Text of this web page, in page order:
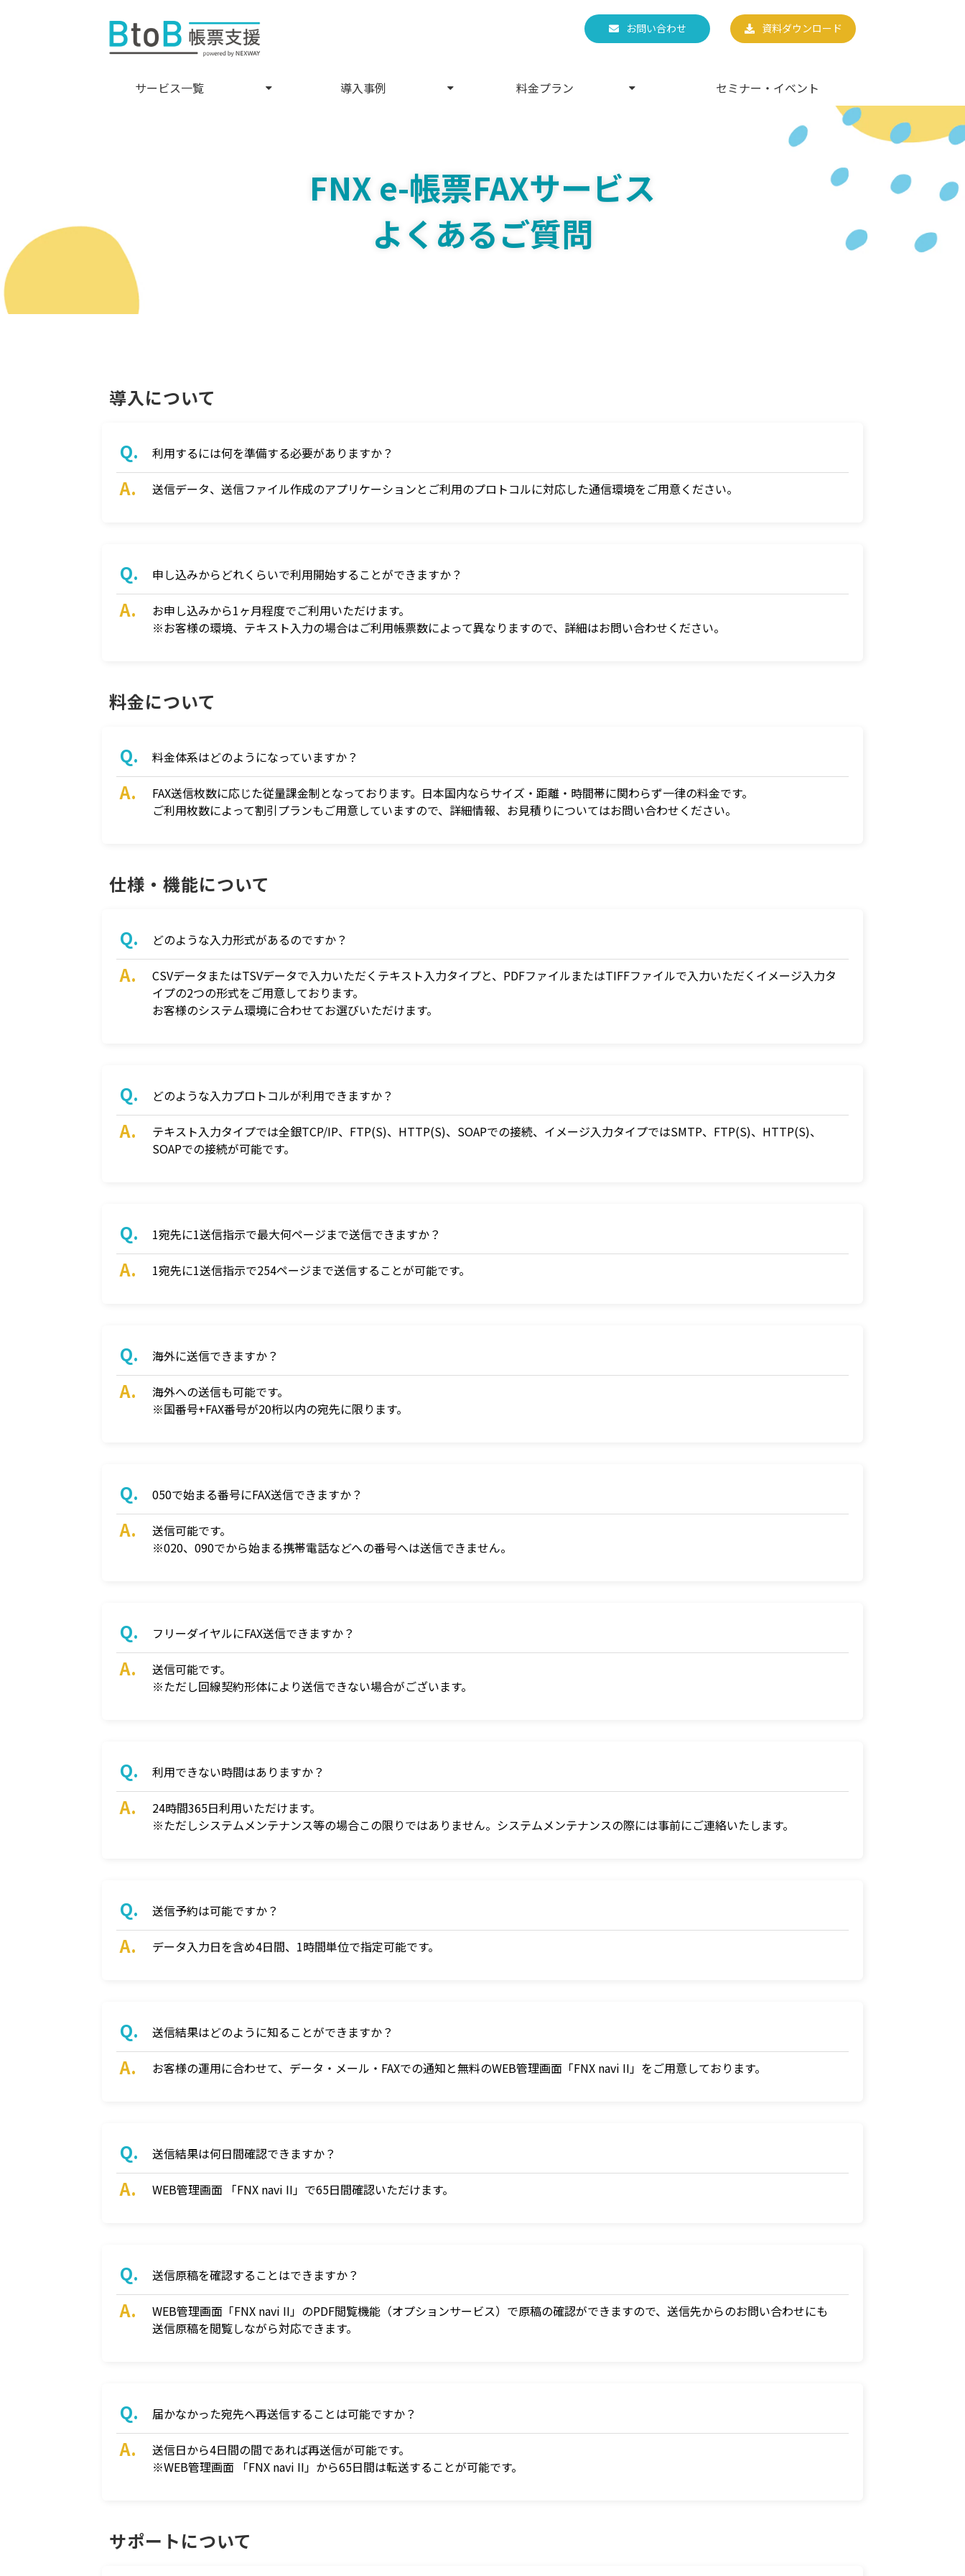
お問い合わせ 資料ダウンロード
サービス一覧 導入事例 料金プラン セミナー・イベント
FNX e-帳票FAXサービス
よくあるご質問
導入について
利用するには何を準備する必要がありますか？
送信データ、送信ファイル作成のアプリケーションとご利用のプロトコルに対応した通信環境をご用意ください。
申し込みからどれくらいで利用開始することができますか？
お申し込みから1ヶ月程度でご利用いただけます。
※お客様の環境、テキスト入力の場合はご利用帳票数によって異なりますので、詳細はお問い合わせください。
料金について
料金体系はどのようになっていますか？
FAX送信枚数に応じた従量課金制となっております。日本国内ならサイズ・距離・時間帯に関わらず一律の料金です。
ご利用枚数によって割引プランもご用意していますので、詳細情報、お見積りについてはお問い合わせください。
仕様・機能について
どのような入力形式があるのですか？
CSVデータまたはTSVデータで入力いただくテキスト入力タイプと、PDFファイルまたはTIFFファイルで入力いただくイメージ入力タ
イプの2つの形式をご用意しております。
お客様のシステム環境に合わせてお選びいただけます。
どのような入力プロトコルが利用できますか？
テキスト入力タイプでは全銀TCP/IP、FTP(S)、HTTP(S)、SOAPでの接続、イメージ入力タイプではSMTP、FTP(S)、HTTP(S)、
SOAPでの接続が可能です。
1宛先に1送信指示で最大何ページまで送信できますか？
1宛先に1送信指示で254ページまで送信することが可能です。
海外に送信できますか？
海外への送信も可能です。
※国番号+FAX番号が20桁以内の宛先に限ります。
050で始まる番号にFAX送信できますか？
送信可能です。
※020、090でから始まる携帯電話などへの番号へは送信できません。
フリーダイヤルにFAX送信できますか？
送信可能です。
※ただし回線契約形体により送信できない場合がございます。
利用できない時間はありますか？
24時間365日利用いただけます。
※ただしシステムメンテナンス等の場合この限りではありません。システムメンテナンスの際には事前にご連絡いたします。
送信予約は可能ですか？
データ入力日を含め4日間、1時間単位で指定可能です。
送信結果はどのように知ることができますか？
お客様の運用に合わせて、データ・メール・FAXでの通知と無料のWEB管理画面「FNX navi II」をご用意しております。
送信結果は何日間確認できますか？
WEB管理画面 「FNX navi II」で65日間確認いただけます。
送信原稿を確認することはできますか？
WEB管理画面「FNX navi II」のPDF閲覧機能（オプションサービス）で原稿の確認ができますので、送信先からのお問い合わせにも
送信原稿を閲覧しながら対応できます。
届かなかった宛先へ再送信することは可能ですか？
送信日から4日間の間であれば再送信が可能です。
※WEB管理画面 「FNX navi II」から65日間は転送することが可能です。
サポートについて